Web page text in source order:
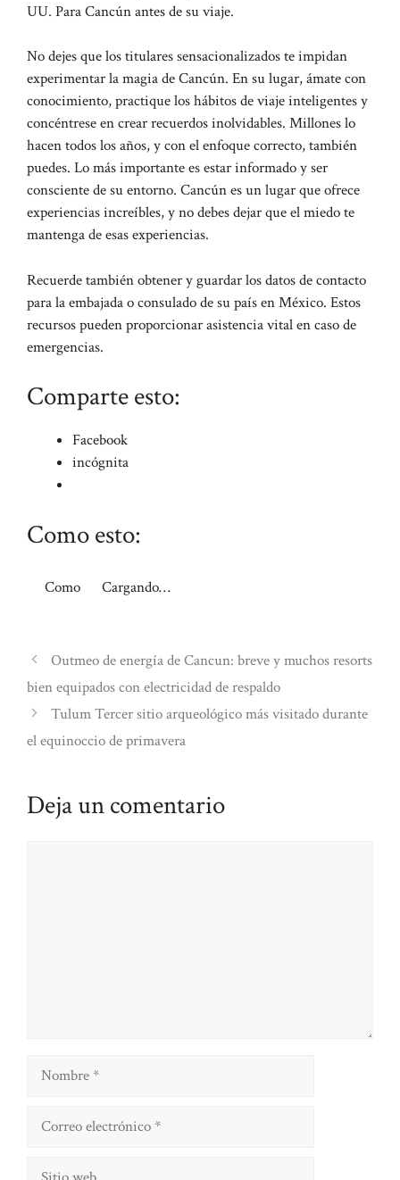
UU. Para Cancún antes de su viaje.
No dejes que los titulares sensacionalizados te impidan
experimentar la magia de Cancún. En su lugar, ámate con
conocimiento, practique los hábitos de viaje inteligentes y
concéntrese en crear recuerdos inolvidables. Millones lo
hacen todos los años, y con el enfoque correcto, también
puedes. Lo más importante es estar informado y ser
consciente de su entorno. Cancún es un lugar que ofrece
experiencias increíbles, y no debes dejar que el miedo te
mantenga de esas experiencias.
Recuerde también obtener y guardar los datos de contacto
para la embajada o consulado de su país en México. Estos
recursos pueden proporcionar asistencia vital en caso de
emergencias.
Comparte esto:
Facebook
incógnita
Como esto:
Como Cargando…
Outmeo de energía de Cancun: breve y muchos resorts
bien equipados con electricidad de respaldo
Tulum Tercer sitio arqueológico más visitado durante
el equinoccio de primavera
Deja un comentario
Nombre